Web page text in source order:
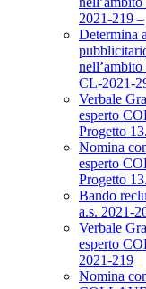
2021-219 –
Determina
CL-2021-
Verbale
esperto
Progetto
Nomina
esperto
Progetto
Bando
a.s. 2021-
Verbale
esperto
2021-219
Nomina